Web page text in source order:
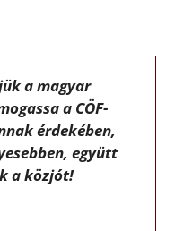
a magyar
a CÖF-
érdekében,
együtt
a közjót!